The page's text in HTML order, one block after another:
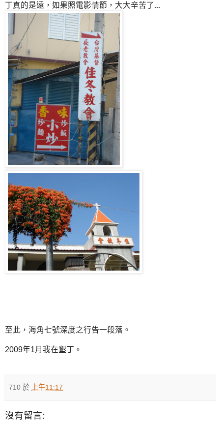
丁真的是遠，如果照電影情節，大大辛苦了...
至此，海角七號深度之行告一段落。
2009年1月我在墾丁。
710 於 上午11:17
沒有留言: